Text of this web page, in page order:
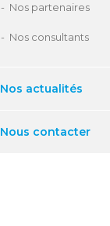
Nos partenaires
Nos consultants
Nos actualités
Nous contacter